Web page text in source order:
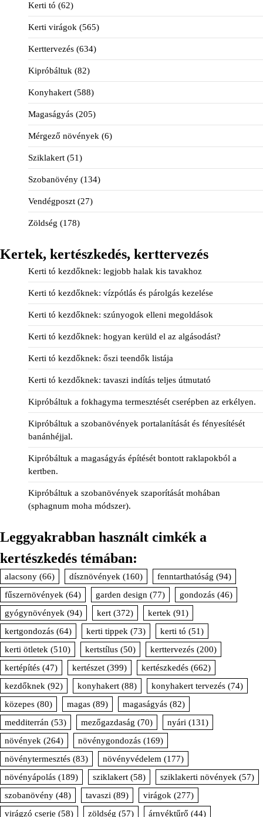
Kerti tó (62)
Kerti virágok (565)
Kerttervezés (634)
Kipróbáltuk (82)
Konyhakert (588)
Magaságyás (205)
Mérgező növények (6)
Sziklakert (51)
Szobanövény (134)
Vendégposzt (27)
Zöldség (178)
Kertek, kertészkedés, kerttervezés
Kerti tó kezdőknek: legjobb halak kis tavakhoz
Kerti tó kezdőknek: vízpótlás és párolgás kezelése
Kerti tó kezdőknek: szúnyogok elleni megoldások
Kerti tó kezdőknek: hogyan kerüld el az algásodást?
Kerti tó kezdőknek: őszi teendők listája
Kerti tó kezdőknek: tavaszi indítás teljes útmutató
Kipróbáltuk a fokhagyma termesztését cserépben az erkélyen.
Kipróbáltuk a szobanövények portalanítását és fényesítését
banánhéjjal.
Kipróbáltuk a magaságyás építését bontott raklapokból a
kertben.
Kipróbáltuk a szobanövények szaporítását mohában
(sphagnum moha módszer).
Leggyakrabban használt cimkék a
kertészkedés témában:
alacsony (66) dísznövények (160) fenntarthatóság (94)
fűszernövények (64) garden design (77) gondozás (46)
gyógynövények (94) kert (372) kertek (91)
kertgondozás (64) kerti tippek (73) kerti tó (51)
kerti ötletek (510) kertstílus (50) kerttervezés (200)
kertépítés (47) kertészet (399) kertészkedés (662)
kezdőknek (92) konyhakert (88) konyhakert tervezés (74)
közepes (80) magas (89) magaságyás (82)
medditerrán (53) mezőgazdaság (70) nyári (131)
növények (264) növénygondozás (169)
növénytermesztés (83) növényvédelem (177)
növényápolás (189) sziklakert (58) sziklakerti növények (57)
szobanövény (48) tavaszi (89) virágok (277)
virágzó cserje (58) zöldség (57) árnyéktűrő (44)